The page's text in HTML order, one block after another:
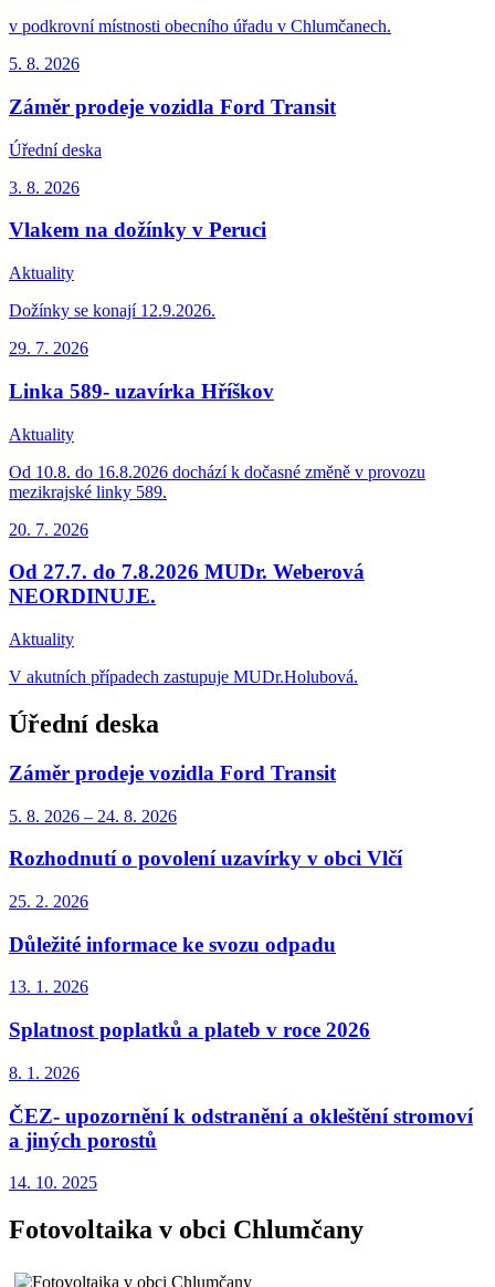
v podkrovní místnosti obecního úřadu v Chlumčanech.
5. 8. 2026
Záměr prodeje vozidla Ford Transit
Úřední deska
3. 8. 2026
Vlakem na dožínky v Peruci
Aktuality
Dožínky se konají 12.9.2026.
29. 7. 2026
Linka 589- uzavírka Hříškov
Aktuality
Od 10.8. do 16.8.2026 dochází k dočasné změně v provozu
mezikrajské linky 589.
20. 7. 2026
Od 27.7. do 7.8.2026 MUDr. Weberová
NEORDINUJE.
Aktuality
V akutních případech zastupuje MUDr.Holubová.
Úřední deska
Záměr prodeje vozidla Ford Transit
5. 8. 2026 – 24. 8. 2026
Rozhodnutí o povolení uzavírky v obci Vlčí
25. 2. 2026
Důležité informace ke svozu odpadu
13. 1. 2026
Splatnost poplatků a plateb v roce 2026
8. 1. 2026
ČEZ- upozornění k odstranění a okleštění stromoví
a jiných porostů
14. 10. 2025
Fotovoltaika v obci Chlumčany